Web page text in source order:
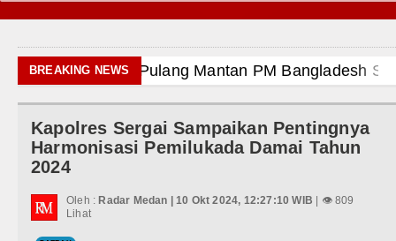
Politik
Hiburan
Olahraga
BREAKING NEWS
Hukuman Mati
2026 Pukul 22.00 WIB
Agustus 2026 Pukul 18.00 WIB
Kemala Bhayangkari 11 Tarutung
Kapolres Sergai Sampaikan Pentingnya
Harmonisasi Pemilukada Damai Tahun
2024
Oleh : Radar Medan | 10 Okt 2024, 12:27:10 WIB | 👁 809
Lihat